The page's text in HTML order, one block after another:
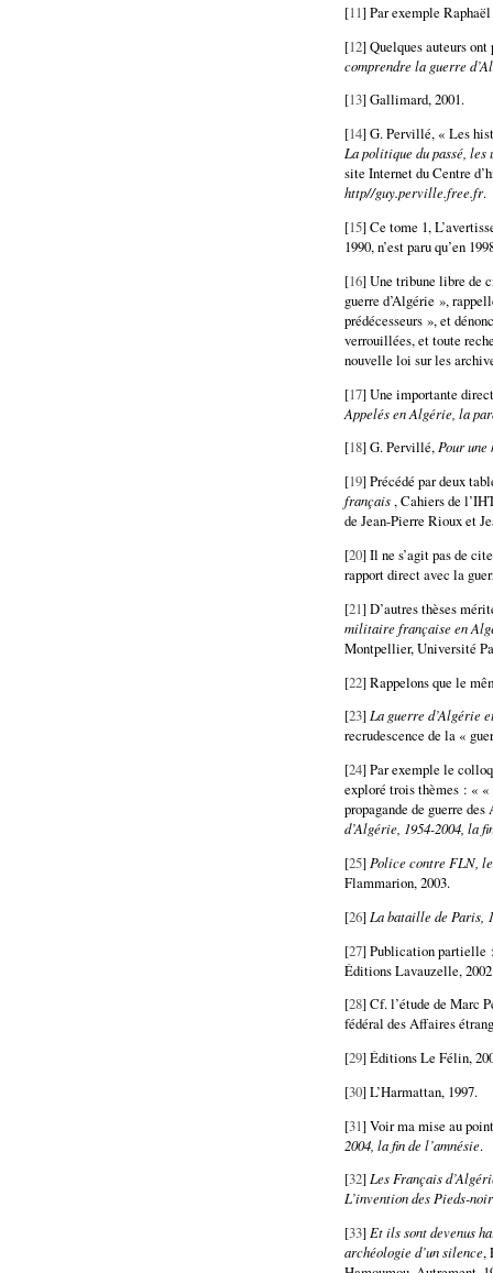
[11] Par exemple
[12] Quelques auteurs
comprendre la guerre
[13] Gallimard, 2001.
[14] G. Pervillé, « Les
La politique du passé, les
site Internet du Centre
http//guy.perville.free.fr.
[15] Ce tome 1,
1990, n’est paru qu’en
[16] Une tribune libre de
guerre d’Algérie »,
prédécesseurs », et
verrouillées, et toute
nouvelle loi sur les
[17] Une importante
Appelés en Algérie, la
[18] G. Pervillé,Pour
[19] Précédé par deux
français, Cahiers de
de Jean-Pierre Rioux et
[20] Il ne s’agit pas de
rapport direct avec la
[21] D’autres thèses
militaire française en
Montpellier, Université
[22] Rappelons que le
[23]La guerre d’Algérie
recrudescence de la «
[24] Par exemple le
exploré trois thèmes : «
propagande de guerre
d’Algérie, 1954-2004, la
[25]Police contre FLN,
Flammarion, 2003.
[26]La bataille de Paris,
[27] Publication
Éditions Lavauzelle,
[28] Cf. l’étude de Marc
fédéral des Affaires
[29] Éditions Le Félin,
[30] L’Harmattan, 1997.
[31] Voir ma mise au
2004, la fin de l’amnésie.
[32]Les Français
L’invention des Pieds-
[33]Et ils sont devenus
archéologie d’un silence,